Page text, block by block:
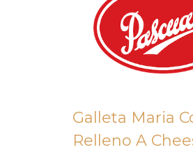
Galleta Maria
Relleno A